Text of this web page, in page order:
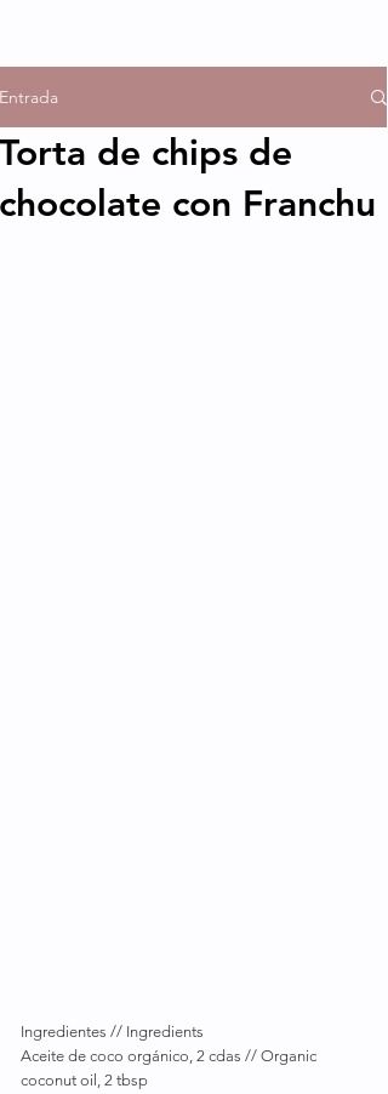
Entrada
Torta de chips de
chocolate con Franchu
Ingredientes // Ingredients
Aceite de coco orgánico, 2 cdas // Organic
coconut oil, 2 tbsp